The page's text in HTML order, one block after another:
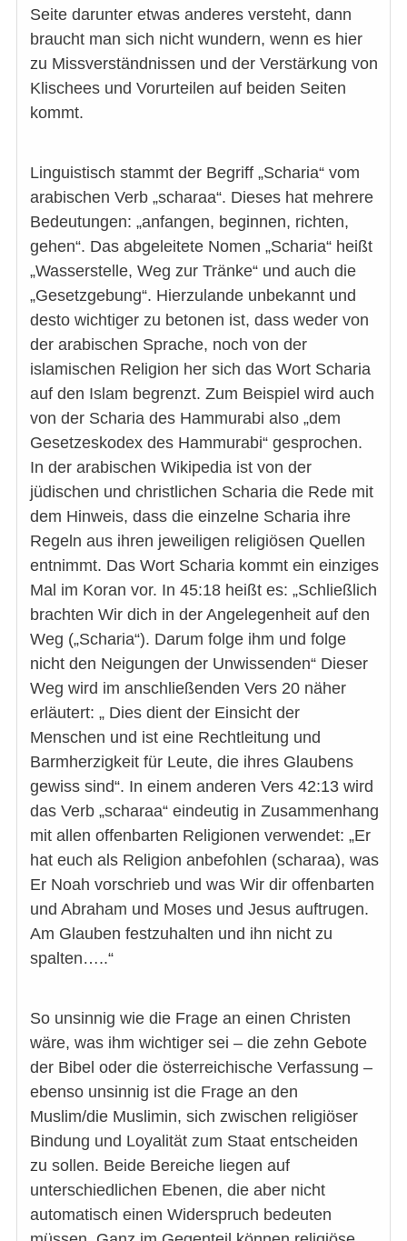
Seite darunter etwas anderes versteht, dann
braucht man sich nicht wundern, wenn es hier
zu Missverständnissen und der Verstärkung von
Klischees und Vorurteilen auf beiden Seiten
kommt.
Linguistisch stammt der Begriff „Scharia“ vom
arabischen Verb „scharaa“. Dieses hat mehrere
Bedeutungen: „anfangen, beginnen, richten,
gehen“. Das abgeleitete Nomen „Scharia“ heißt
„Wasserstelle, Weg zur Tränke“ und auch die
„Gesetzgebung“. Hierzulande unbekannt und
desto wichtiger zu betonen ist, dass weder von
der arabischen Sprache, noch von der
islamischen Religion her sich das Wort Scharia
auf den Islam begrenzt. Zum Beispiel wird auch
von der Scharia des Hammurabi also „dem
Gesetzeskodex des Hammurabi“ gesprochen.
In der arabischen Wikipedia ist von der
jüdischen und christlichen Scharia die Rede mit
dem Hinweis, dass die einzelne Scharia ihre
Regeln aus ihren jeweiligen religiösen Quellen
entnimmt. Das Wort Scharia kommt ein einziges
Mal im Koran vor. In 45:18 heißt es: „Schließlich
brachten Wir dich in der Angelegenheit auf den
Weg („Scharia“). Darum folge ihm und folge
nicht den Neigungen der Unwissenden“ Dieser
Weg wird im anschließenden Vers 20 näher
erläutert: „ Dies dient der Einsicht der
Menschen und ist eine Rechtleitung und
Barmherzigkeit für Leute, die ihres Glaubens
gewiss sind“. In einem anderen Vers 42:13 wird
das Verb „scharaa“ eindeutig in Zusammenhang
mit allen offenbarten Religionen verwendet: „Er
hat euch als Religion anbefohlen (scharaa), was
Er Noah vorschrieb und was Wir dir offenbarten
und Abraham und Moses und Jesus auftrugen.
Am Glauben festzuhalten und ihn nicht zu
spalten…..“
So unsinnig wie die Frage an einen Christen
wäre, was ihm wichtiger sei – die zehn Gebote
der Bibel oder die österreichische Verfassung –
ebenso unsinnig ist die Frage an den
Muslim/die Muslimin, sich zwischen religiöser
Bindung und Loyalität zum Staat entscheiden
zu sollen. Beide Bereiche liegen auf
unterschiedlichen Ebenen, die aber nicht
automatisch einen Widerspruch bedeuten